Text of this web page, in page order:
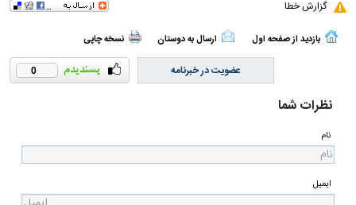
گزارش خطا
بازدید از صفحه اول ارسال به دوستان نسخه چاپی
0 عضویت در خبرنامه
نظرات شما
نام
ایمیل